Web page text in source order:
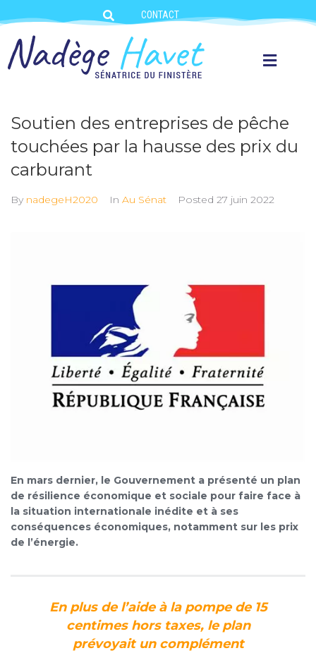
CONTACT
Soutien des entreprises de pêche
touchées par la hausse des prix du
carburant
By nadegeH2020 In Au Sénat Posted 27 juin 2022
En mars dernier, le Gouvernement a présenté un plan
de résilience économique et sociale pour faire face à
la situation internationale inédite et à ses
conséquences économiques, notamment sur les prix
de l’énergie.
En plus de l’aide à la pompe de 15
centimes hors taxes, le plan
prévoyait un complément